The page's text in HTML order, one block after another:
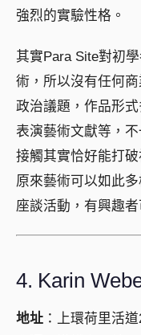
強烈的實驗性格。
其實Para Site對初
術，所以沒有任何
政治議題，作品形
表演藝術文獻等，
接觸其實恰好能打
原來藝術可以如此
座談活動，有興趣
4. Karin
地址 ：上環荷里活